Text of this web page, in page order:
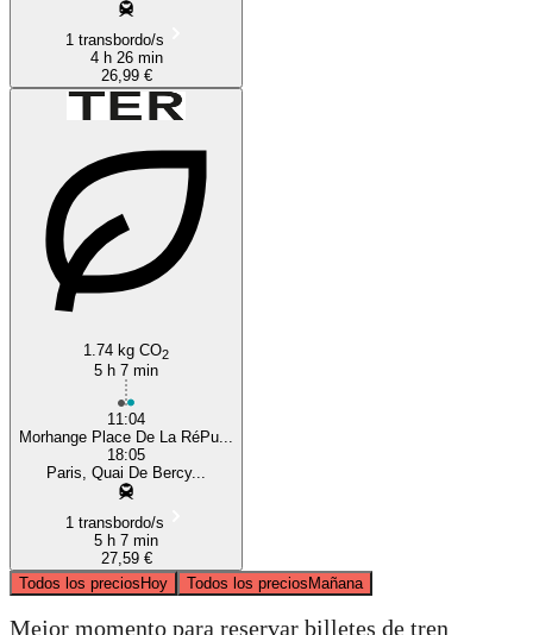
1 transbordo/s
4 h 26 min
26,99 €
1.74 kg CO2
5 h 7 min
11:04
Morhange Place De La RéPu...
18:05
Paris, Quai De Bercy...
1 transbordo/s
5 h 7 min
27,59 €
Todos los preciosHoy Todos los preciosMañana
Mejor momento para reservar billetes de tren